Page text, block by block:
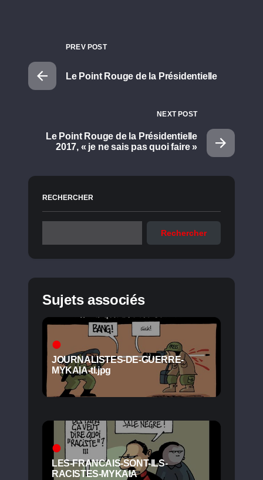
PREV POST
Le Point Rouge de la Présidentielle
NEXT POST
Le Point Rouge de la Présidentielle
2017, « je ne sais pas quoi faire »
RECHERCHER
Rechercher
Sujets associés
JOURNALISTES-DE-GUERRE-
MYKAIA-tl.jpg
LES-FRANCAIS-SONT-ILS-
RACISTES-MYKAIA